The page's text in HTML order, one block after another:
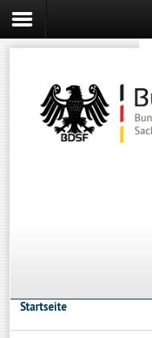
Startseite